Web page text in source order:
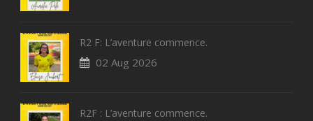
R2 F: L’aventure commence.
02 Aug 2026
R2F : L’aventure commence.